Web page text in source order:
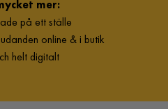
mer:
på ett ställe
online & i butik
helt digitalt